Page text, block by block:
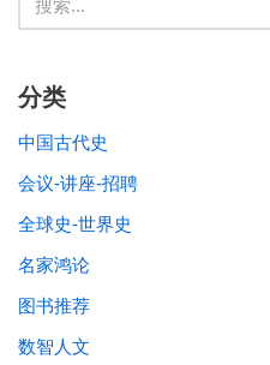
分类
中国古代史
会议-讲座-招聘
全球史-世界史
名家鸿论
图书推荐
数智人文